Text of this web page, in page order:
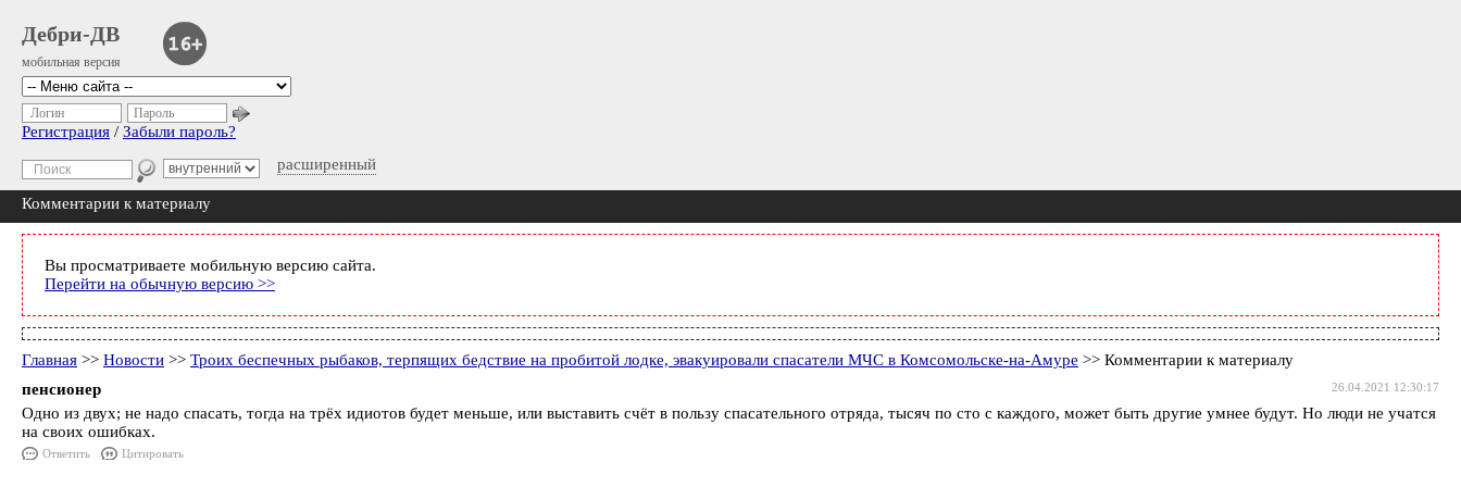
Дебри-ДВ
мобильная версия
расширенный
Логин Пароль
Регистрация / Забыли пароль?
Комментарии к материалу
Вы просматриваете мобильную версию сайта.
Перейти на обычную версию >>
Главная >> Новости >> Троих беспечных рыбаков, терпящих бедствие на пробитой лодке, эвакуировали спасатели МЧС в Комсомольске-на-Амуре >> Комментарии к материалу
26.04.2021 12:30:17
пенсионер
Одно из двух; не надо спасать, тогда на трёх идиотов будет меньше, или выставить счёт в пользу спасательного отряда, тысяч по сто с каждого, может быть другие умнее будут. Но люди не учатся
на своих ошибках.
Ответить Цитировать